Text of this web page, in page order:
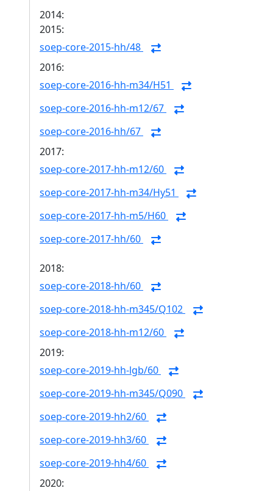
2014:
2015:
soep-core-2015-hh/48
2016:
soep-core-2016-hh-m34/H51
soep-core-2016-hh-m12/67
soep-core-2016-hh/67
2017:
soep-core-2017-hh-m12/60
soep-core-2017-hh-m34/Hy51
soep-core-2017-hh-m5/H60
soep-core-2017-hh/60
2018:
soep-core-2018-hh/60
soep-core-2018-hh-m345/Q102
soep-core-2018-hh-m12/60
2019:
soep-core-2019-hh-lgb/60
soep-core-2019-hh-m345/Q090
soep-core-2019-hh2/60
soep-core-2019-hh3/60
soep-core-2019-hh4/60
2020: